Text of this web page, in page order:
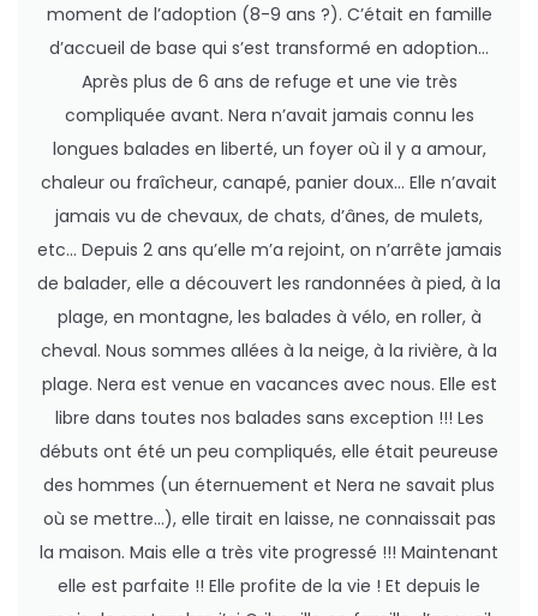
moment de l’adoption (8-9 ans ?). C’était en famille
d’accueil de base qui s’est transformé en adoption…
Après plus de 6 ans de refuge et une vie très
compliquée avant. Nera n’avait jamais connu les
longues balades en liberté, un foyer où il y a amour,
chaleur ou fraîcheur, canapé, panier doux… Elle n’avait
jamais vu de chevaux, de chats, d’ânes, de mulets,
etc… Depuis 2 ans qu’elle m’a rejoint, on n’arrête jamais
de balader, elle a découvert les randonnées à pied, à la
plage, en montagne, les balades à vélo, en roller, à
cheval. Nous sommes allées à la neige, à la rivière, à la
plage. Nera est venue en vacances avec nous. Elle est
libre dans toutes nos balades sans exception !!! Les
débuts ont été un peu compliqués, elle était peureuse
des hommes (un éternuement et Nera ne savait plus
où se mettre…), elle tirait en laisse, ne connaissait pas
la maison. Mais elle a très vite progressé !!! Maintenant
elle est parfaite !! Elle profite de la vie ! Et depuis le